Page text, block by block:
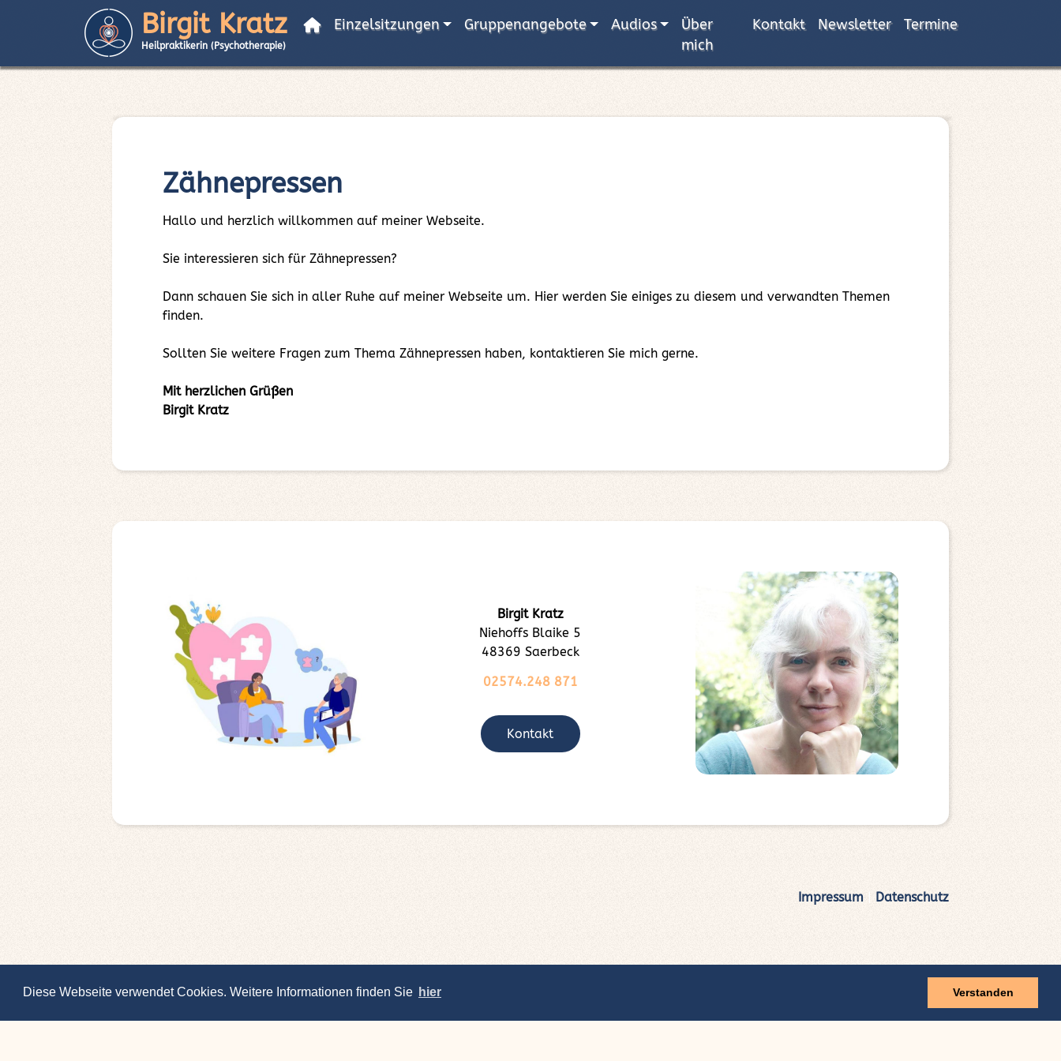
Diese Webseite verwendet Cookies. Weitere Informationen finden Sie hier Verstanden
Birgit Kratz
Heilpraktikerin (Psychotherapie)
Einzelsitzungen Gruppenangebote Audios
Über
mich
Kontakt Newsletter Termine
Zähnepressen
Hallo und herzlich willkommen auf meiner Webseite.
Sie interessieren sich für Zähnepressen?
Dann schauen Sie sich in aller Ruhe auf meiner Webseite um. Hier werden Sie einiges zu diesem und verwandten Themen
finden.
Sollten Sie weitere Fragen zum Thema Zähnepressen haben, kontaktieren Sie mich gerne.
Mit herzlichen Grüßen
Birgit Kratz
Birgit Kratz
Niehoffs Blaike 5
48369 Saerbeck
02574.248 871
Kontakt
Impressum Datenschutz